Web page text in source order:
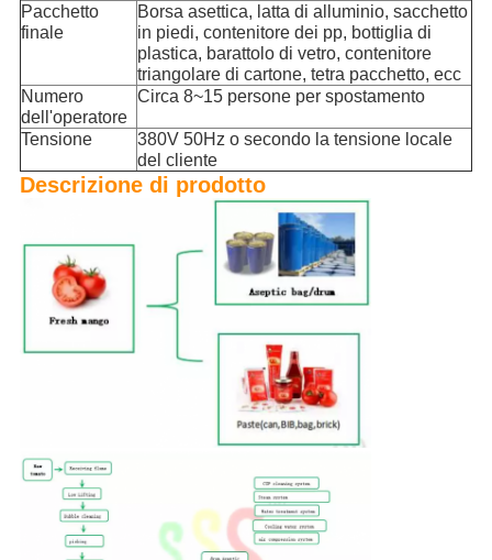
Pacchetto
finale
Borsa asettica, latta di alluminio, sacchetto
in piedi, contenitore dei pp, bottiglia di
plastica, barattolo di vetro, contenitore
triangolare di cartone, tetra pacchetto, ecc
Numero
dell'operatore
Circa 8~15 persone per spostamento
Tensione
380V 50Hz o secondo la tensione locale
del cliente
Descrizione di prodotto